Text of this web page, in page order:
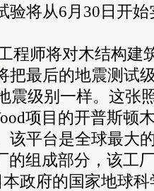
验将从6月30日开始
程师将对木结构建
把最后的地震测试
震级别一样。这张
项目的开普斯顿
该平台是全球最大
的组成部分，该工
政府的国家地球